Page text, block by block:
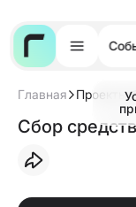
Главная Проекты
Сбор